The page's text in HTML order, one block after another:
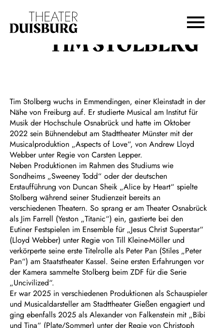
Zur Hauptnavigation springen
Zum Footer springenTIM STOLBERG
Tim Stolberg wuchs in Emmendingen, einer Kleinstadt in der
Nähe von Freiburg auf. Er studierte Musical am Institut für
Musik der Hochschule Osnabrück und hatte im Oktober
2022 sein Bühnendebut am Stadttheater Münster mit der
Musicalproduktion „Aspects of Love“, von Andrew Lloyd
Webber unter Regie von Carsten Lepper.
Neben Produktionen im Rahmen des Studiums wie
Sondheims „Sweeney Todd“ oder der deutschen
Erstaufführung von Duncan Sheik „Alice by Heart“ spielte
Stolberg während seiner Studienzeit bereits an
verschiedenen Theatern. So sprang er am Theater Osnabrück
als Jim Farrell (Yeston „Titanic“) ein, gastierte bei den
Eutiner Festspielen im Ensemble für „Jesus Christ Superstar“
(Lloyd Webber) unter Regie von Till Kleine-Möller und
verkörperte seine erste Titelrolle als Peter Pan (Stiles „Peter
Pan“) am Staatstheater Kassel. Seine ersten Erfahrungen vor
der Kamera sammelte Stolberg beim ZDF für die Serie
„Uncivilized“.
Er war 2025 in verschiedenen Produktionen als Schauspieler
und Musicaldarsteller am Stadttheater Gießen engagiert und
ging ebenfalls 2025 als Alexander von Falkenstein mit „Bibi
und Tina“ (Plate/Sommer) unter der Regie von Christoph